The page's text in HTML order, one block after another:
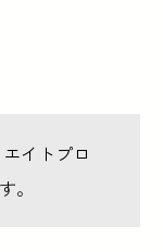
イトプロ
。